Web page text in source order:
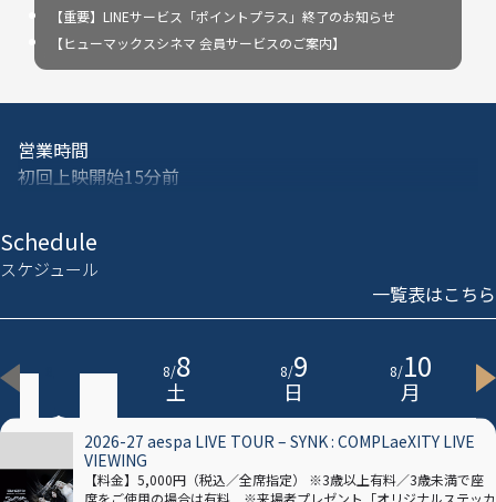
【重要】LINEサービス「ポイントプラス」終了のお知らせ
【ヒューマックスシネマ 会員サービスのご案内】
営業時間
初回上映開始15分前
ショップ営業時間
初回上映開始15分前
エレベーター稼働時間
初回上映開始15分前
※曜日･作品により変更する場合がございます
Schedule
スケジュール
一覧表はこちら
8/8
土
8/9
日
8/10
月
2026-27 aespa LIVE TOUR – SYNK : COMPLaeXITY LIVE
VIEWING
【料金】5,000円（税込／全席指定） ※3歳以上有料／3歳未満で座
席をご使用の場合は有料 ※来場者プレゼント「オリジナルステッカ